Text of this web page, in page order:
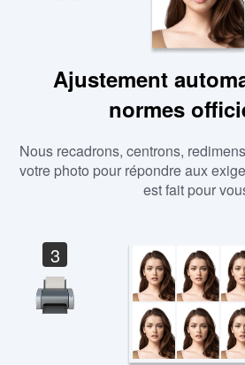
Ajustement
normes
Nous recadrons, centrons,
votre photo pour répondre aux
est fait pour
3